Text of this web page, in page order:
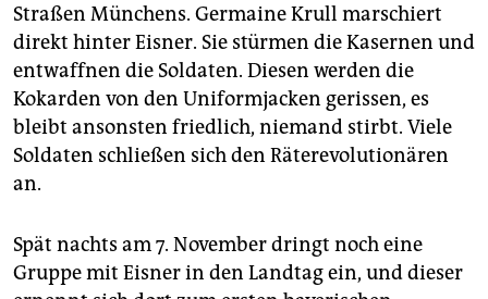
Straßen Münchens. Germaine Krull marschiert
direkt hinter Eisner. Sie stürmen die Kasernen und
entwaffnen die Soldaten. Diesen werden die
Kokarden von den Uniformjacken gerissen, es
bleibt ansonsten friedlich, niemand stirbt. Viele
Soldaten schließen sich den Räterevolutionären
an.
Spät nachts am 7. November dringt noch eine
Gruppe mit Eisner in den Landtag ein, und dieser